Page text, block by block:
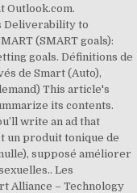
Outlook.com.
Deliverability to
(SMART goals):
goals. Définitions de
de Smart (Auto),
This article's
its contents.
write an ad that
un produit tonique de
supposé améliorer
Les
Alliance – Technology